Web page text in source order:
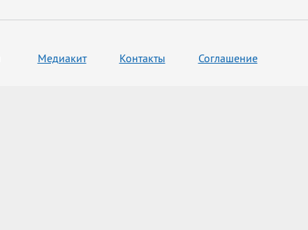
Медиакит Контакты Соглашение